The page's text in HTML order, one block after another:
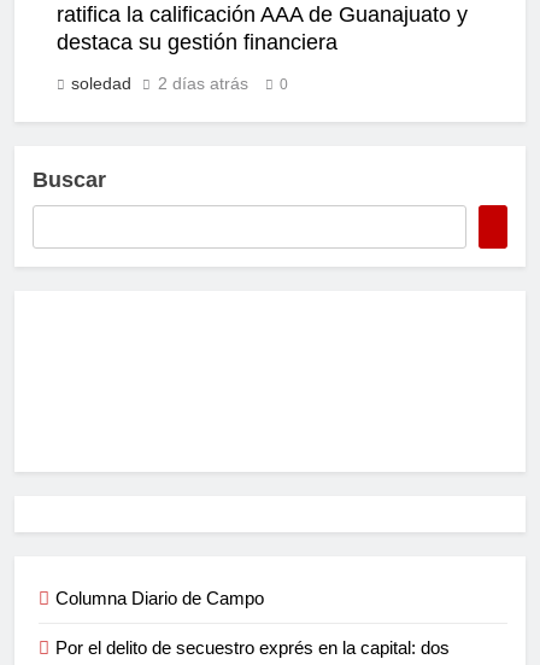
ratifica la calificación AAA de Guanajuato y
destaca su gestión financiera
soledad 2 días atrás 0
Buscar
Columna Diario de Campo
Por el delito de secuestro exprés en la capital: dos